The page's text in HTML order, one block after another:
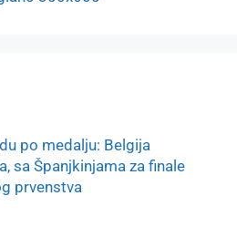
po medalju: Belgija
sa Španjkinjama za finale
prvenstva